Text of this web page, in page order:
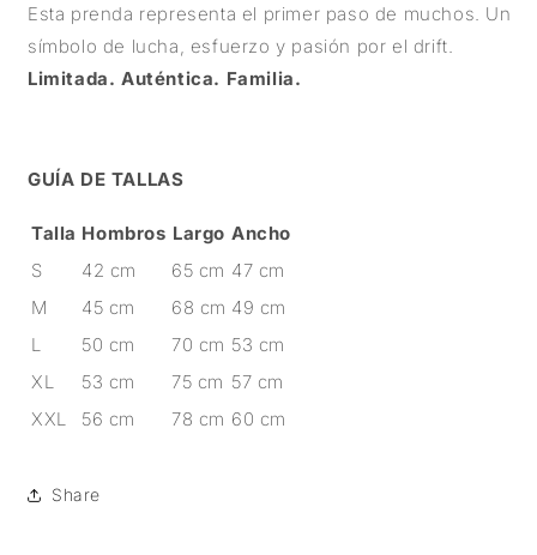
Esta prenda representa el primer paso de muchos. Un
símbolo de lucha, esfuerzo y pasión por el drift.
Limitada. Auténtica. Familia.
GUÍA DE TALLAS
Talla Hombros Largo Ancho
S
42 cm 65 cm 47 cm
M
45 cm 68 cm 49 cm
L
50 cm 70 cm 53 cm
XL
53 cm 75 cm 57 cm
XXL
56 cm 78 cm 60 cm
Share